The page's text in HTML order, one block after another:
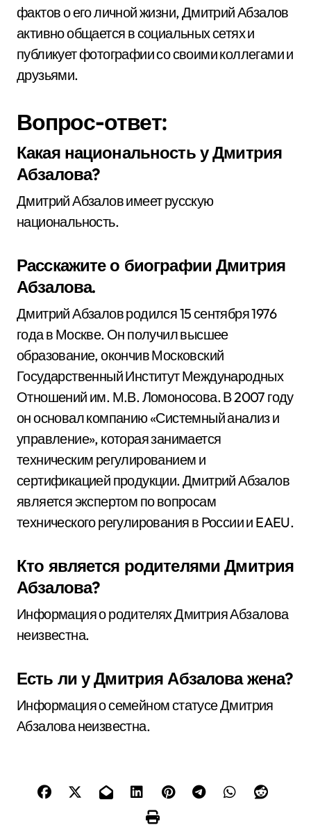
фактов о его личной жизни, Дмитрий Абзалов
активно общается в социальных сетях и
публикует фотографии со своими коллегами и
друзьями.
Вопрос-ответ:
Какая национальность у Дмитрия
Абзалова?
Дмитрий Абзалов имеет русскую
национальность.
Расскажите о биографии Дмитрия
Абзалова.
Дмитрий Абзалов родился 15 сентября 1976
года в Москве. Он получил высшее
образование, окончив Московский
Государственный Институт Международных
Отношений им. М.В. Ломоносова. В 2007 году
он основал компанию «Системный анализ и
управление», которая занимается
техническим регулированием и
сертификацией продукции. Дмитрий Абзалов
является экспертом по вопросам
технического регулирования в России и EAEU.
Кто является родителями Дмитрия
Абзалова?
Информация о родителях Дмитрия Абзалова
неизвестна.
Есть ли у Дмитрия Абзалова жена?
Информация о семейном статусе Дмитрия
Абзалова неизвестна.